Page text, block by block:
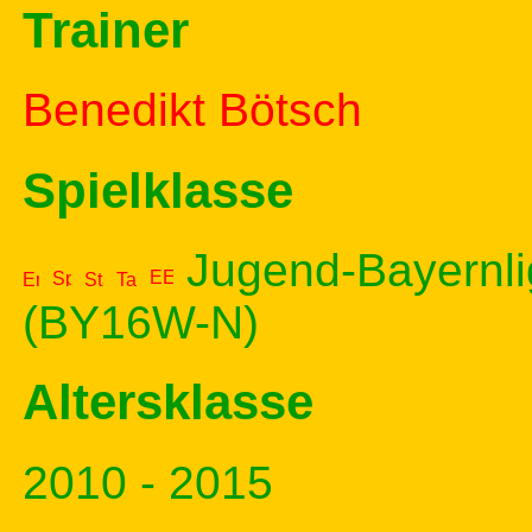
Trainer
Benedikt Bötsch
Spielklasse
Jugend-
(BY16W-N)
Altersklasse
2010 - 2015